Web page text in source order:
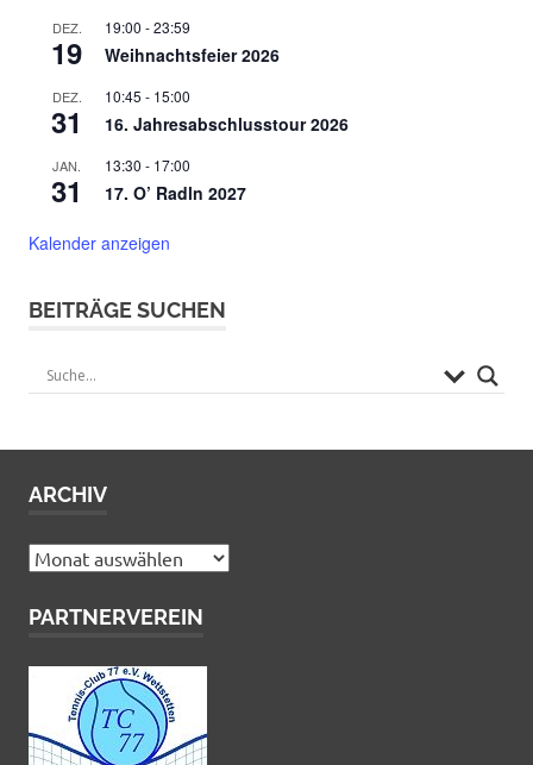
DEZ.
19
19:00 -23:59
Weihnachtsfeier 2026
DEZ.
31
10:45 - 15:00
16. Jahresabschlusstour 2026
JAN.
31
13:30 - 17:00
17. O’ Radln 2027
Kalender anzeigen
BEITRÄGE SUCHEN
ARCHIV
Archiv
PARTNERVEREIN